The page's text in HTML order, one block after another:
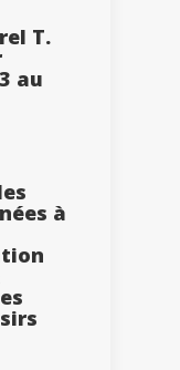
T.
au
à